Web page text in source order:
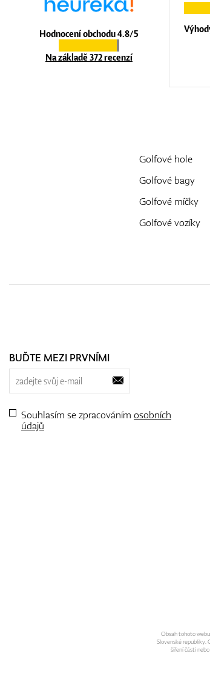
Hodnocení obchodu 4.8/5
Na základě 372 recenzí
Golfové hole
Golfové bagy
Golfové míčky
Golfové vozíky
BUĎTE MEZI PRVNÍMI
Souhlasím se zpracováním osobních
údajů
Obsah tohoto
Slovenské republiky.
šíření části